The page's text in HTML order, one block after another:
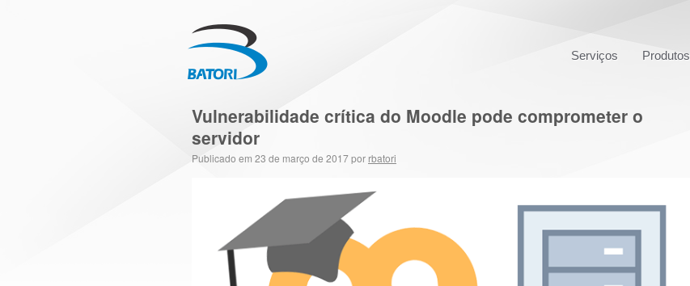
Serviços Produtos
Vulnerabilidade crítica do Moodle pode comprometer o
servidor
Publicado em 23 de março de 2017por rbatori